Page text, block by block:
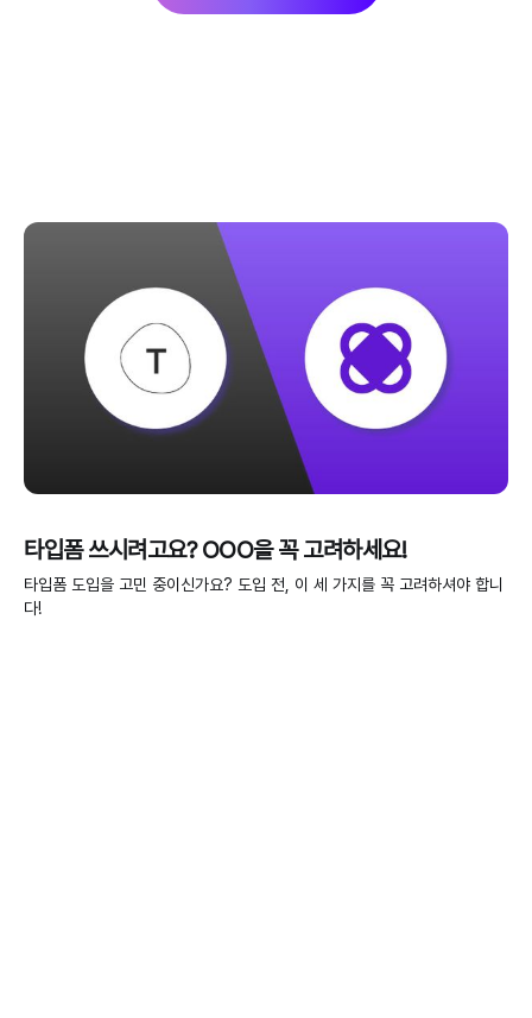
타입폼 쓰시려고요? OOO을 꼭 고려하세요!
타입폼 도입을 고민 중이신가요? 도입 전, 이 세 가지를 꼭 고려하셔야 합니
다!